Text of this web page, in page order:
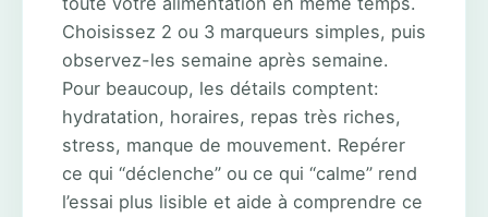
Choisissez 2 ou 3 marqueurs simples, puis
observez-les semaine après semaine.
Pour beaucoup, les détails comptent:
hydratation, horaires, repas très riches,
stress, manque de mouvement. Repérer
ce qui “déclenche” ou ce qui “calme” rend
l’essai plus lisible et aide à comprendre ce